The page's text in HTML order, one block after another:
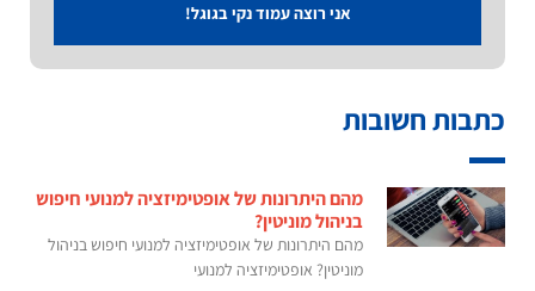
אני רוצה עמוד נקי בגוגל!
כתבות חשובות
מהם היתרונות של אופטימיזציה למנועי חיפוש
בניהול מוניטין?
מהם היתרונות של אופטימיזציה למנועי חיפוש בניהול
מוניטין? אופטימיזציה למנועי